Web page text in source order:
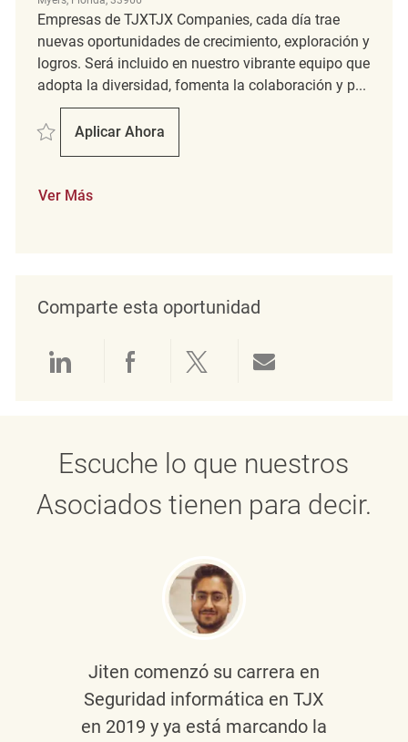
Empresas de TJXTJX Companies, cada día trae
nuevas oportunidades de crecimiento, exploración y
logros. Será incluido en nuestro vibrante equipo que
adopta la diversidad, fomenta la colaboración y p...
Salvar Merchandise Associate REQ142991
Aplicar Ahora
Merchandise Associate
Ver Más
Comparte esta oportunidad
Compartir a través de LinkedIn
Compartir a través de
Compartir a través
Escuche lo que nuestros
Asociados tienen para decir.
Jiten comenzó su carrera en
Seguridad informática en TJX
en 2019 y ya está marcando la